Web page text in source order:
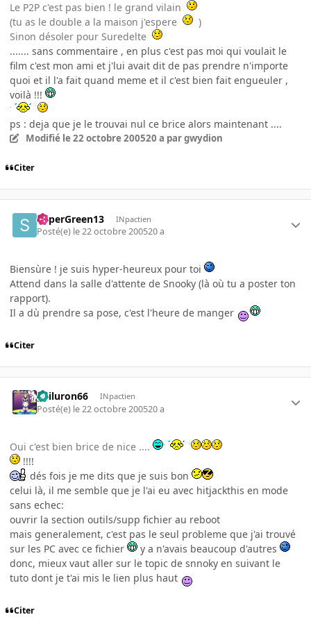
Le P2P c'est pas bien ! le grand vilain
(tu as le double a la maison j'espere
)
Sinon désoler pour Suredelte
....... sans commentaire , en plus c'est pas moi qui voulait le
film c'est mon ami et j'lui avait dit de pas prendre n'importe
quoi et il l'a fait quand meme et il c'est bien fait engueuler ,
voilà !!!
ps : deja que je le trouvai nul ce brice alors maintenant ....
Modifié le 22 octobre 200520 a par gwydion
Citer
SuperGreen13 INpactien
Posté(e) le 22 octobre 200520 a
Biensùre ! je suis hyper-heureux pour toi
Attend dans la salle d'attente de Snooky (là où tu a poster ton
rapport).
Il a dù prendre sa pose, c'est l'heure de manger
Citer
gailuron66 INpactien
Posté(e) le 22 octobre 200520 a
Oui c'est bien brice de nice ....
!!!!
dés fois je me dits que je suis bon
celui là, il me semble que je l'ai eu avec hitjackthis en mode
sans echec:
ouvrir la section outils/supp fichier au reboot
mais generalement, c'est pas le seul probleme que j'ai trouvé
sur les PC avec ce fichier
y a n'avais beaucoup d'autres
donc, mieux vaut aller sur le topic de snnoky en suivant le
tuto dont je t'ai mis le lien plus haut
Citer